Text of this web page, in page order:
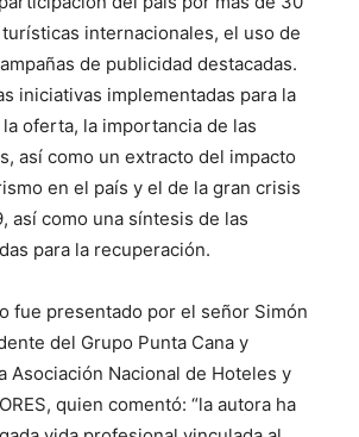
internacionales, el uso de
de publicidad destacadas.
iniciativas implementadas para la
oferta, la importancia de las
así como un extracto del impacto
en el país y el de la gran crisis
así como una síntesis de las
para la recuperación.
fue presentado por el señor Simón
del Grupo Punta Cana y
Asociación Nacional de Hoteles y
quien comentó: “la autora ha